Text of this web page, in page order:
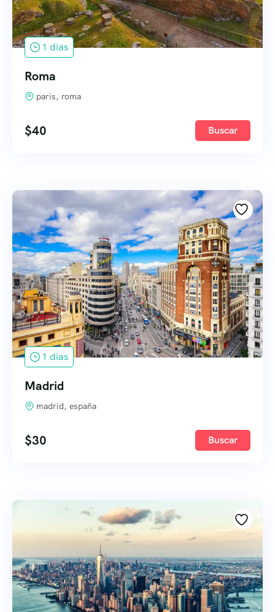
1 dias
Roma
paris, roma
$40 Buscar
1 dias
Madrid
madrid, españa
$30 Buscar